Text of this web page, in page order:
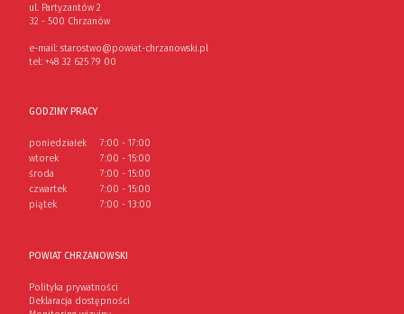
ul. Partyzantów 2
32 - 500 Chrzanów
e-mail:starostwo@powiat-chrzanowski.pl
tel:+48 32 625 79 00
GODZINY PRACY
poniedziałek
7:00 - 17:00
wtorek
7:00 - 15:00
środa
7:00 - 15:00
czwartek
7:00 - 15:00
piątek
7:00 - 13:00
POWIAT CHRZANOWSKI
Polityka prywatności
Deklaracja dostępności